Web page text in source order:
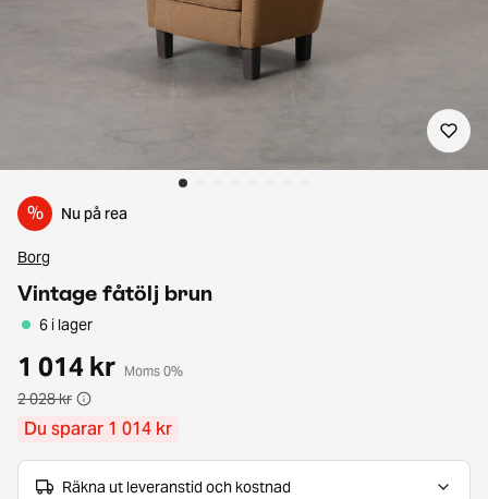
% Nu på rea
Borg
Vintage fåtölj brun
6 i lager
1 014 kr Moms 0%
2 028 kr
Du sparar 1 014 kr
Räkna ut leveranstid och kostnad